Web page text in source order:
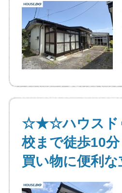
☆★☆ハウスド
校まで徒歩10
買い物に便利